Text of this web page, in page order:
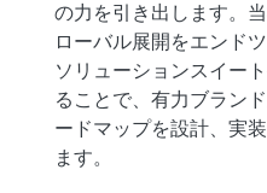
の力を引き出します。
ローバル展開をエンド
ソリューションスイー
ることで、有力ブラン
ードマップを設計、実
ます。